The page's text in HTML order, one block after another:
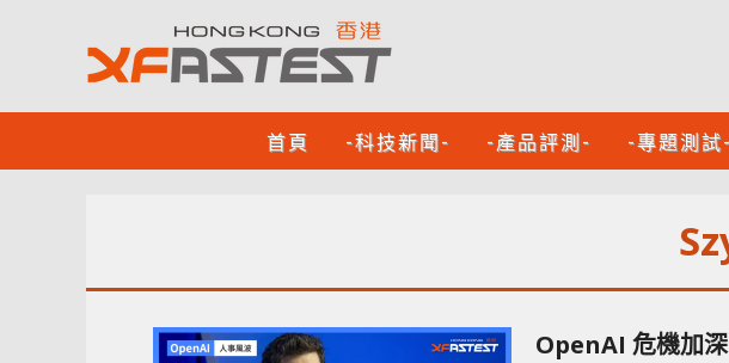
首頁 -科技新聞- -產品評測- -專題測試-
OpenAI 危機加